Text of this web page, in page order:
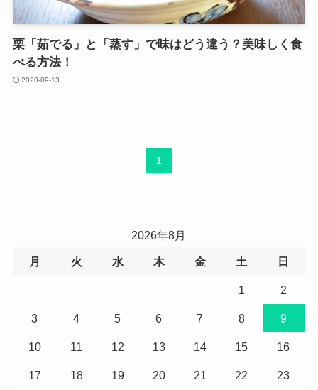
栗「茹でる」と「蒸す」で味はどう違う？美味しく食
べる方法！
2020-09-13
1
2026年8月
月 火 水 木 金 土 日
1 2
3 4 5 6 7 8 9
10 11 12 13 14 15 16
17 18 19 20 21 22 23